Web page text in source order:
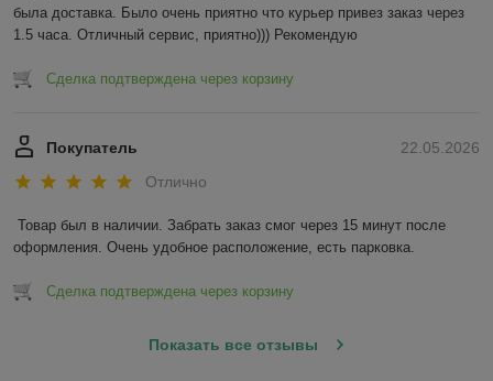
была доставка. Было очень приятно что курьер привез заказ через
1.5 часа. Отличный сервис, приятно))) Рекомендую
Сделка подтверждена через корзину
22.05.2026
Покупатель
Отлично
Товар был в наличии. Забрать заказ смог через 15 минут после
оформления. Очень удобное расположение, есть парковка.
Сделка подтверждена через корзину
Показать все отзывы